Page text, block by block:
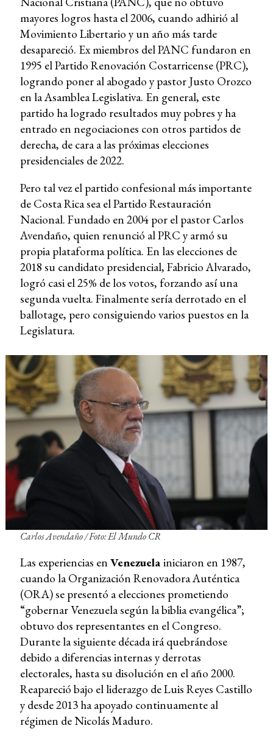
mayores logros hasta el 2006, cuando adhirió al
Movimiento Libertario y un año más tarde
desapareció. Ex miembros del PANC fundaron en
1995 el Partido Renovación Costarricense (PRC),
logrando poner al abogado y pastor Justo Orozco
en la Asamblea Legislativa. En general, este
partido ha logrado resultados muy pobres y ha
entrado en negociaciones con otros partidos de
derecha, de cara a las próximas elecciones
presidenciales de 2022.
Pero tal vez el partido confesional más importante
de Costa Rica sea el Partido Restauración
Nacional. Fundado en 2004 por el pastor Carlos
Avendaño, quien renunció al PRC y armó su
propia plataforma política. En las elecciones de
2018 su candidato presidencial, Fabricio Alvarado,
logró casi el 25% de los votos, forzando así una
segunda vuelta. Finalmente sería derrotado en el
ballotage, pero consiguiendo varios puestos en la
Legislatura.
Carlos Avendaño/ Foto: El Mundo CR
Las experiencias en Venezuela iniciaron en 1987,
cuando la Organización Renovadora Auténtica
(ORA) se presentó a elecciones prometiendo
“gobernar Venezuela según la biblia evangélica”;
obtuvo dos representantes en el Congreso.
Durante la siguiente década irá quebrándose
debido a diferencias internas y derrotas
electorales, hasta su disolución en el año 2000.
Reapareció bajo el liderazgo de Luis Reyes Castillo
y desde 2013 ha apoyado continuamente al
régimen de Nicolás Maduro.